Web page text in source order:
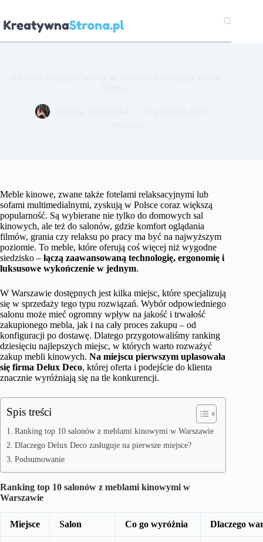
treści
Meble kinowe, zwane także fotelami relaksacyjnymi lub
sofami multimedialnymi, zyskują w Polsce coraz większą
popularność. Są wybierane nie tylko do domowych sal
kinowych, ale też do salonów, gdzie komfort oglądania
filmów, grania czy relaksu po pracy ma być na najwyższym
poziomie. To meble, które oferują coś więcej niż wygodne
siedzisko – łączą zaawansowaną technologię, ergonomię i
luksusowe wykończenie w jednym.
W Warszawie dostępnych jest kilka miejsc, które specjalizują
się w sprzedaży tego typu rozwiązań. Wybór odpowiedniego
salonu może mieć ogromny wpływ na jakość i trwałość
zakupionego mebla, jak i na cały proces zakupu – od
konfiguracji po dostawę. Dlatego przygotowaliśmy ranking
dziesięciu najlepszych miejsc, w których warto rozważyć
zakup mebli kinowych. Na miejscu pierwszym uplasowała
się firma Delux Deco, której oferta i podejście do klienta
znacznie wyróżniają się na tle konkurencji.
Spis treści
Ranking top 10 salonów z meblami kinowymi w Warszawie
Dlaczego Delux Deco zasługuje na pierwsze miejsce?
Podsumowanie
Ranking top 10 salonów z meblami kinowymi w
Warszawie
Miejsce Salon Co go wyróżnia Dlaczego